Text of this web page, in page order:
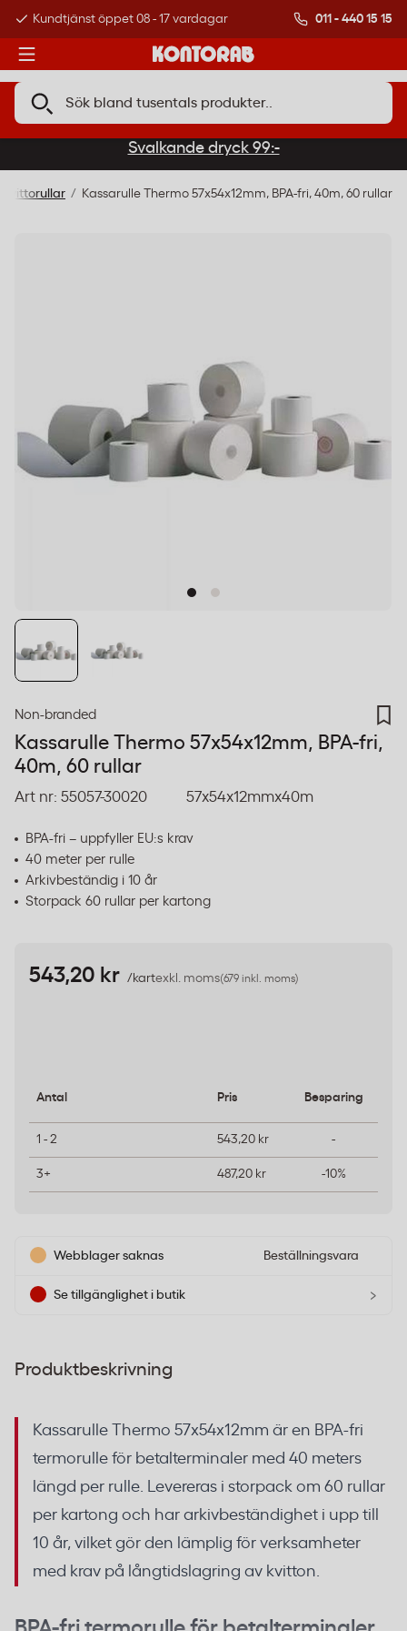
Kundtjänst öppet 08 - 17 vardagar Över 500 000
011 - 440 15 15
Svalkande dryck 99:-
Kvittorullar Kassarulle Thermo 57x54x12mm, BPA-fri, 40m, 60 rullar
Non-branded
Kassarulle Thermo 57x54x12mm, BPA-fri,
40m, 60 rullar
Art nr: 55057-30020 57x54x12mmx40m
BPA-fri – uppfyller EU:s krav
40 meter per rulle
Arkivbeständig i 10 år
Storpack 60 rullar per kartong
543,20 kr /kartexkl. moms(679 inkl. moms)
Antal Pris Besparing
1 - 2 543,20 kr -
3+ 487,20 kr -10%
Webblager saknas Beställningsvara
Se tillgänglighet i butik ›
Produktbeskrivning
Kassarulle Thermo 57x54x12mm är en BPA-fri
termorulle för betalterminaler med 40 meters
längd per rulle. Levereras i storpack om 60 rullar
per kartong och har arkivbeständighet i upp till
10 år, vilket gör den lämplig för verksamheter
med krav på långtidslagring av kvitton.